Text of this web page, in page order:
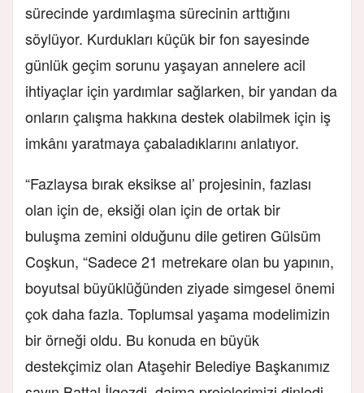
sürecinde yardımlaşma sürecinin arttığını
söylüyor. Kurdukları küçük bir fon sayesinde
günlük geçim sorunu yaşayan annelere acil
ihtiyaçlar için yardımlar sağlarken, bir yandan da
onların çalışma hakkına destek olabilmek için iş
imkânı yaratmaya çabaladıklarını anlatıyor.
“Fazlaysa bırak eksikse al’ projesinin, fazlası
olan için de, eksiği olan için de ortak bir
buluşma zemini olduğunu dile getiren Gülsüm
Coşkun, “Sadece 21 metrekare olan bu yapının,
boyutsal büyüklüğünden ziyade simgesel önemi
çok daha fazla. Toplumsal yaşama modelimizin
bir örneği oldu. Bu konuda en büyük
destekçimiz olan Ataşehir Belediye Başkanımız